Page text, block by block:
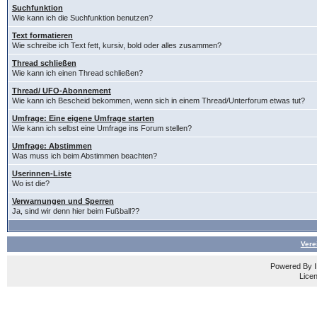
Suchfunktion
Wie kann ich die Suchfunktion benutzen?
Text formatieren
Wie schreibe ich Text fett, kursiv, bold oder alles zusammen?
Thread schließen
Wie kann ich einen Thread schließen?
Thread/ UFO-Abonnement
Wie kann ich Bescheid bekommen, wenn sich in einem Thread/Unterforum etwas tut?
Umfrage: Eine eigene Umfrage starten
Wie kann ich selbst eine Umfrage ins Forum stellen?
Umfrage: Abstimmen
Was muss ich beim Abstimmen beachten?
Userinnen-Liste
Wo ist die?
Verwarnungen und Sperren
Ja, sind wir denn hier beim Fußball??
Powered By